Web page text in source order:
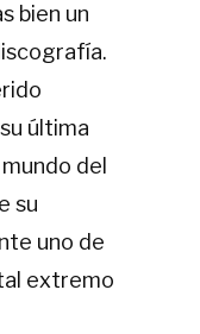
bien un
última
del
su
uno de
extremo